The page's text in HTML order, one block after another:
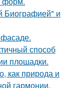
Биографией" и
способ
площадки.
как природа и
гармонии.